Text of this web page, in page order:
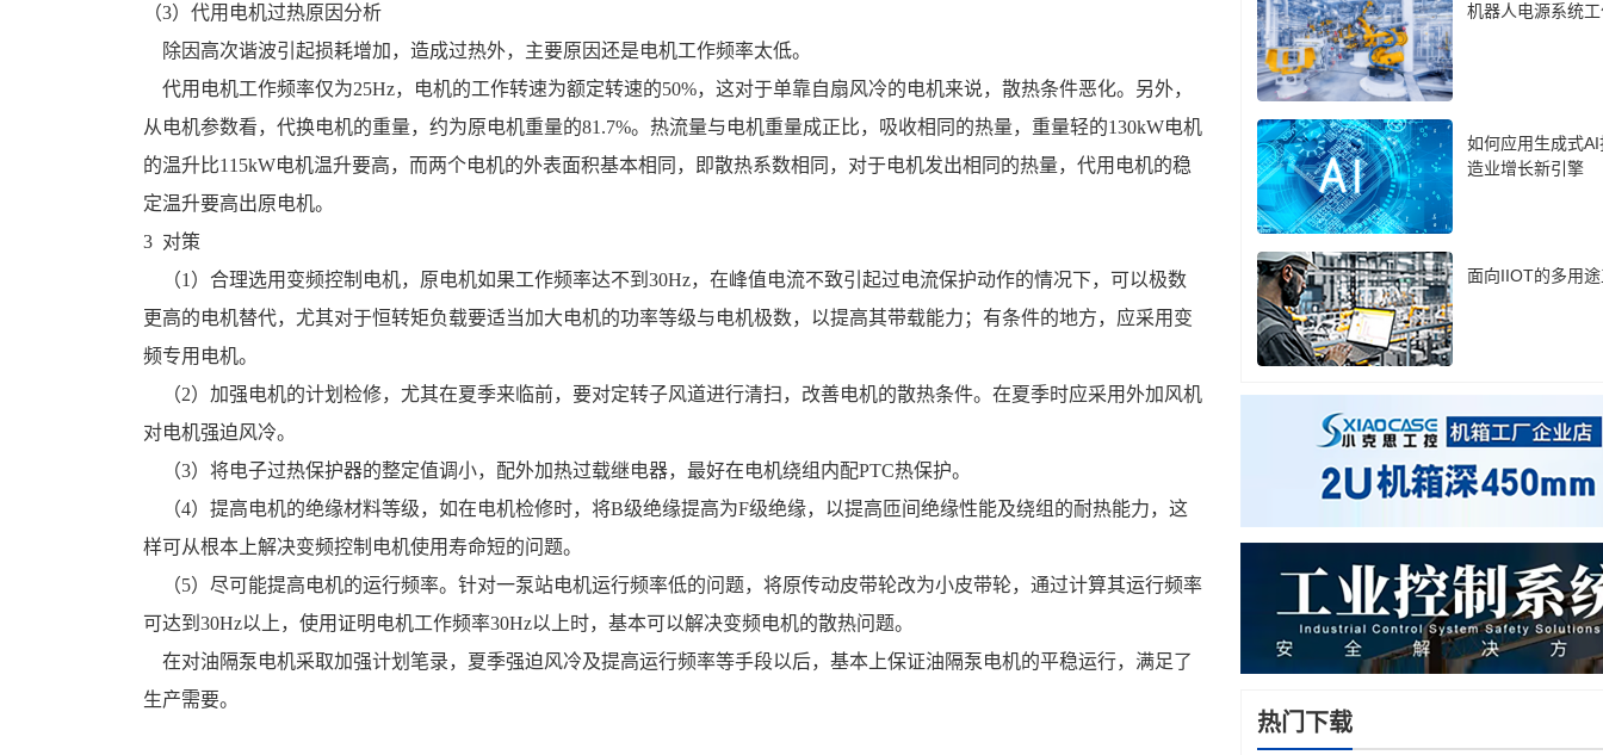
（3）代用电机过热原因分析
    除因高次谐波引起损耗增加，造成过热外，主要原因还是电机工作频率太低。
从电机参数看，代换电机的重量，约为原电机重量的81.7%。热流量与电机重量成正比，吸收相同的热量，重量轻的130kW电机
的温升比115kW电机温升要高，而两个电机的外表面积基本相同，即散热系数相同，对于电机发出相同的热量，代用电机的稳
定温升要高出原电机。
3  对策
更高的电机替代，尤其对于恒转矩负载要适当加大电机的功率等级与电机极数，以提高其带载能力；有条件的地方，应采用变
频专用电机。
对电机强迫风冷。
    （3）将电子过热保护器的整定值调小，配外加热过载继电器，最好在电机绕组内配PTC热保护。
样可从根本上解决变频控制电机使用寿命短的问题。
可达到30Hz以上，使用证明电机工作频率30Hz以上时，基本可以解决变频电机的散热问题。
生产需要。
机器人电源系统
如何应用生成式
造业增长新引擎
面向IIOT的多用
热门下载